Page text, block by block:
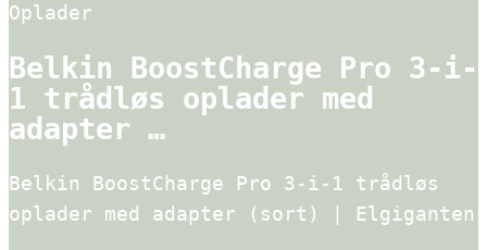
Oplader
Belkin BoostCharge Pro 3-i-
1 trådløs oplader med
adapter …
Belkin BoostCharge Pro 3-i-1 trådløs
oplader med adapter (sort) | Elgiganten